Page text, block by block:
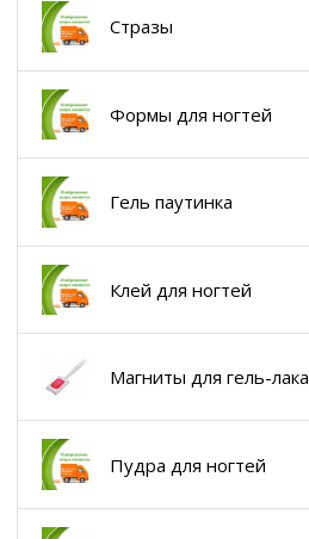
Стразы
Формы для ногтей
Гель паутинка
Клей для ногтей
Магниты для гель-лака
Пудра для ногтей